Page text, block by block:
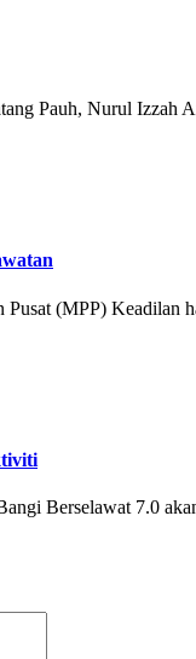
Pauh, Nurul Izzah
(MPP) Keadilan
Berselawat 7.0